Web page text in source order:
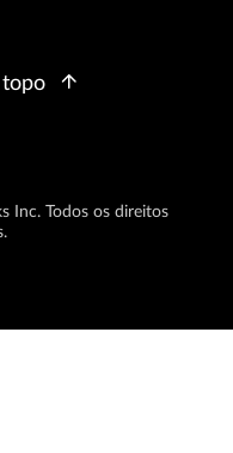
Inc. Todos os direitos
topo